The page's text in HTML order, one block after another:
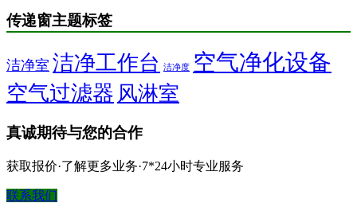
传递窗主题标签
洁净室 洁净工作台 洁净度 空气净化设备
空气过滤器 风淋室
真诚期待与您的合作
获取报价·了解更多业务·7*24小时专业服务
联系我们